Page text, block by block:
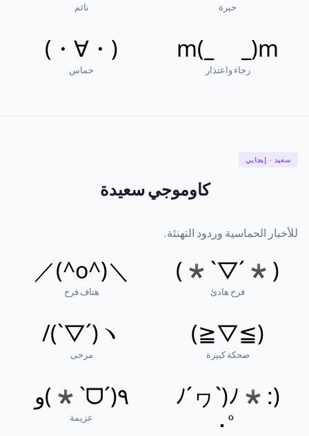
حيرة نائم
m(_ _)m
رجاء واعتذار
(・∀・)
حماس
سعيد · إيجابي
كاوموجي سعيدة
للأخبار الحماسية وردود التهنئة.
(*´▽`*)
فرح هادئ
＼(^o^)／
هتاف فرح
(≧▽≦)
ضحكة كبيرة
ヽ(´▽`)/
مرحى
(ﾉ´ヮ`)ﾉ*:
･ﾟ
٩(ˊᗜˋ*)و
عزيمة